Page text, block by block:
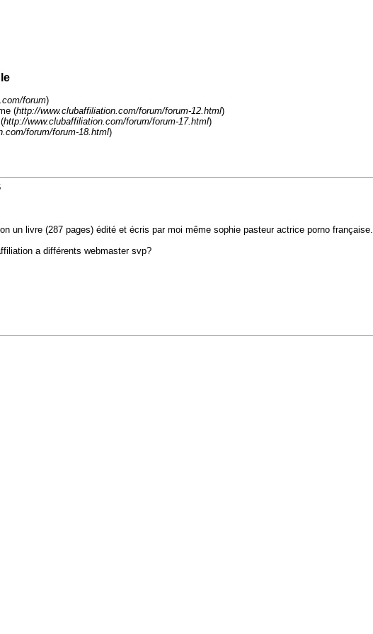
forum)
(http://www.clubaffiliation.com/forum/forum-12.html)
http://www.clubaffiliation.com/forum/forum-17.html)
forum/forum-18.html)
un livre (287 pages) édité et écris par moi même sophie pasteur actrice porno française.
a différents webmaster svp?